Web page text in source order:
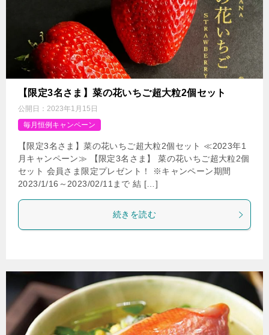
【限定3名さま】菜の花いちご超大粒2個セット
公開日： 2023年1月15日
毎月恒例キャンペーン
【限定3名さま】菜の花いちご超大粒2個セット ≪2023年1
月キャンペーン≫ 【限定3名さま】 菜の花いちご超大粒2個
セット 会員さま限定プレゼント！ ※キャンペーン期間
2023/1/16～2023/02/11まで 結 […]
続きを読む